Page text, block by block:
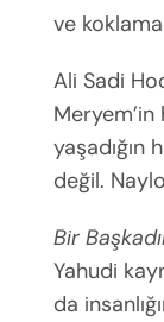
ve
Ali Sadi
yaşadığın
değil.
Bir
Yahudi
da